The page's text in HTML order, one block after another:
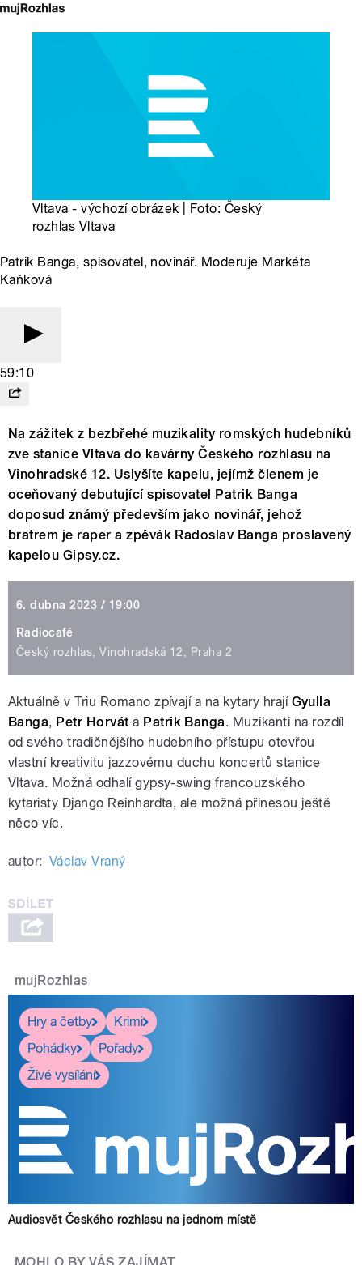
Vltava - výchozí obrázek | Foto: Český
rozhlas Vltava
Patrik Banga, spisovatel, novinář. Moderuje Markéta
Kaňková
59:10
Na zážitek z bezbřehé muzikality romských hudebníků
zve stanice Vltava do kavárny Českého rozhlasu na
Vinohradské 12. Uslyšíte kapelu, jejímž členem je
oceňovaný debutující spisovatel Patrik Banga
doposud známý především jako novinář, jehož
bratrem je raper a zpěvák Radoslav Banga proslavený
kapelou Gipsy.cz.
6. dubna 2023 / 19:00
Radiocafé
Český rozhlas, Vinohradská 12, Praha 2
Aktuálně v Triu Romano zpívají a na kytary hrají Gyulla
Banga, Petr Horvát a Patrik Banga. Muzikanti na rozdíl
od svého tradičnějšího hudebního přístupu otevřou
vlastní kreativitu jazzovému duchu koncertů stanice
Vltava. Možná odhalí gypsy-swing francouzského
kytaristy Django Reinhardta, ale možná přinesou ještě
něco víc.
autor: Václav Vraný
mujRozhlas
Hry a četby
Krimi
Pohádky
Pořady
Živé vysílání
Audiosvět Českého rozhlasu na jednom místě